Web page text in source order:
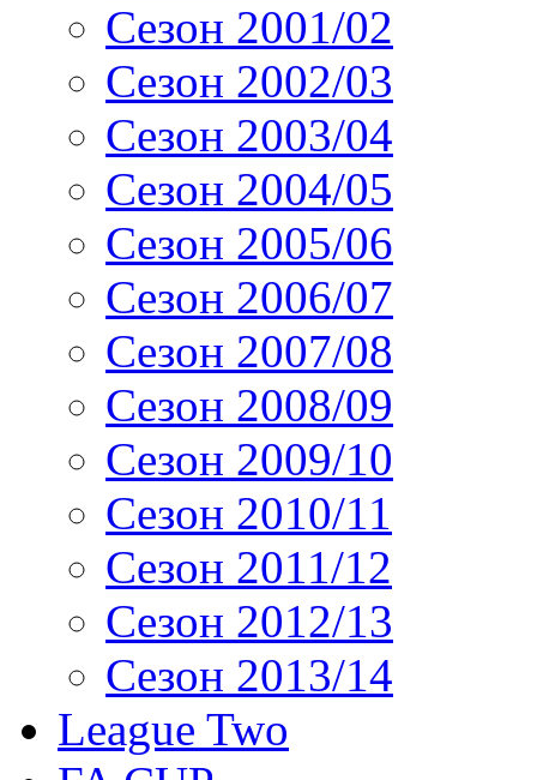
Сезон 2001/02
Сезон 2002/03
Сезон 2003/04
Сезон 2004/05
Сезон 2005/06
Сезон 2006/07
Сезон 2007/08
Сезон 2008/09
Сезон 2009/10
Сезон 2010/11
Сезон 2011/12
Сезон 2012/13
Сезон 2013/14
League Two